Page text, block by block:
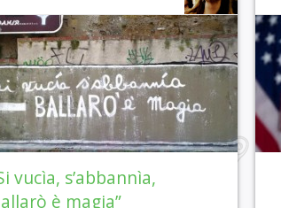
vucìa, s’abbannìa,
è magia”